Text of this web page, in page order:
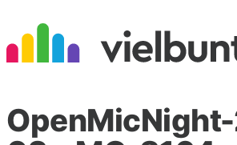
Inhalt
springen